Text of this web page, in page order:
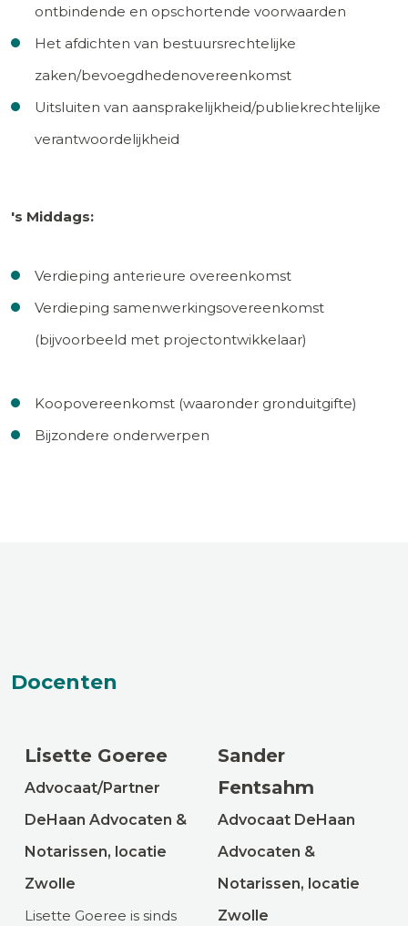
ontbindende en opschortende voorwaarden
Het afdichten van bestuursrechtelijke
zaken/bevoegdhedenovereenkomst
Uitsluiten van aansprakelijkheid/publiekrechtelijke
verantwoordelijkheid
's Middags:
Verdieping anterieure overeenkomst
Verdieping samenwerkingsovereenkomst
(bijvoorbeeld met projectontwikkelaar)
Koopovereenkomst (waaronder gronduitgifte)
Bijzondere onderwerpen
Docenten
Lisette Goeree
Advocaat/Partner
DeHaan Advocaten &
Notarissen, locatie
Zwolle
Lisette Goeree is sinds
Sander
Fentsahm
Advocaat DeHaan
Advocaten &
Notarissen, locatie
Zwolle